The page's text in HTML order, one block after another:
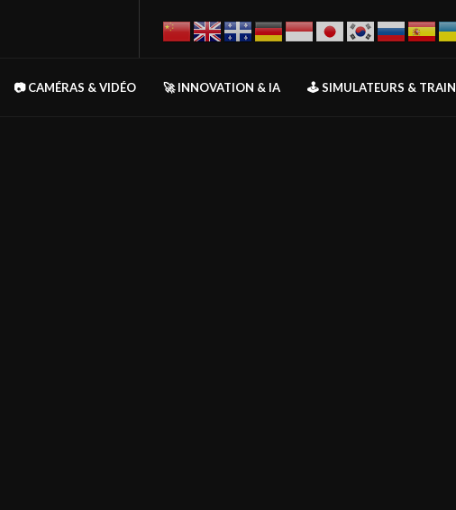
📷 CAMÉRAS & VIDÉO 🚀 INNOVATION & IA 🕹️ SIMULATEURS &